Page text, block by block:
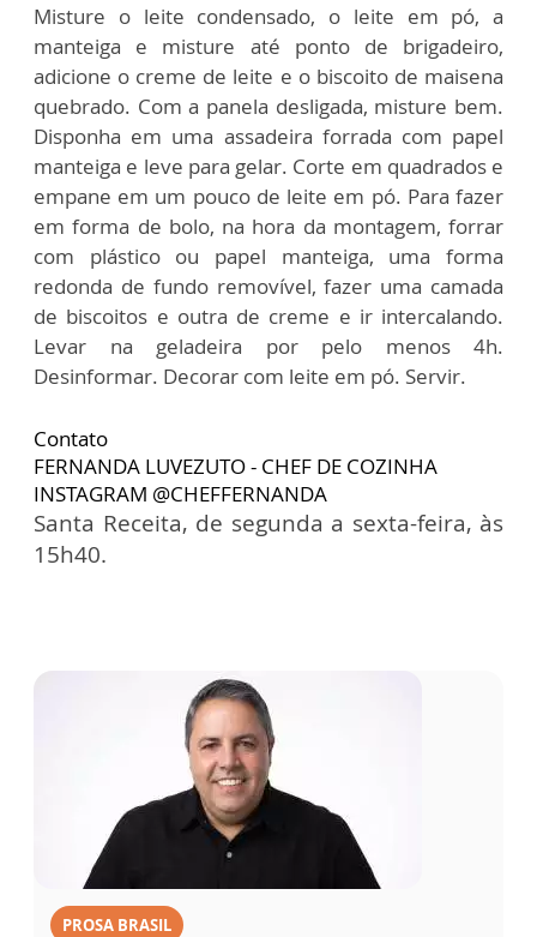
Misture o leite condensado, o leite em pó, a
manteiga e misture até ponto de brigadeiro,
adicione o creme de leite e o biscoito de maisena
quebrado. Com a panela desligada, misture bem.
Disponha em uma assadeira forrada com papel
manteiga e leve para gelar. Corte em quadrados e
empane em um pouco de leite em pó. Para fazer
em forma de bolo, na hora da montagem, forrar
com plástico ou papel manteiga, uma forma
redonda de fundo removível, fazer uma camada
de biscoitos e outra de creme e ir intercalando.
Levar na geladeira por pelo menos 4h.
Desinformar. Decorar com leite em pó. Servir.
Contato
FERNANDA LUVEZUTO - CHEF DE COZINHA
INSTAGRAM @CHEFFERNANDA
Santa Receita, de segunda a sexta-feira, às
15h40.
PROSA BRASIL